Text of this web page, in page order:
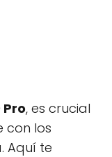
, es crucial
con los
Aquí te